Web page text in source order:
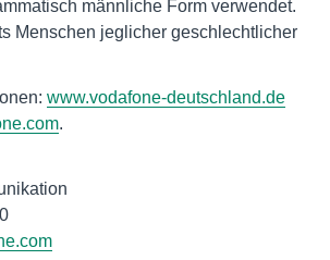
männliche Form verwendet.
Menschen jeglicher geschlechtlicher
www.vodafone-deutschland.de
.